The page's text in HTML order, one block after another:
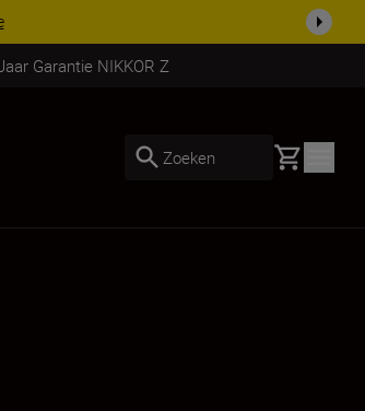
Garantie NIKKOR Z
Zoeken Basket